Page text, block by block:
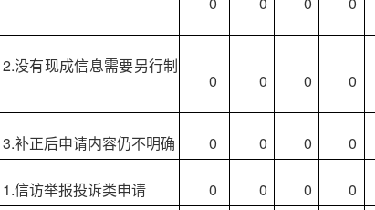
2.没有现成信息需要另行制
0 0 0 0
3.补正后申请内容仍不明确 0 0 0 0
1.信访举报投诉类申请 0 0 0 0